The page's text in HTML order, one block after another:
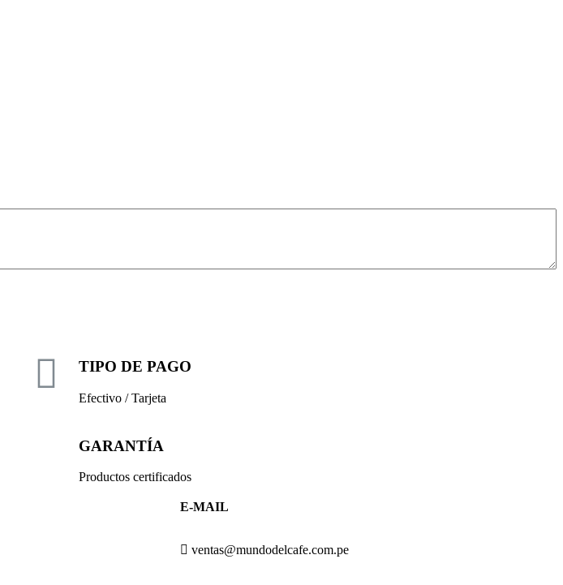
TIPO DE PAGO
Efectivo / Tarjeta
GARANTÍA
Productos certificados
E-MAIL
ventas@mundodelcafe.com.pe